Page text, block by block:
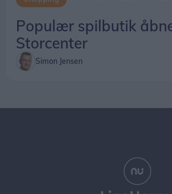
Populær spilbutik
Storcenter
Simon Jensen